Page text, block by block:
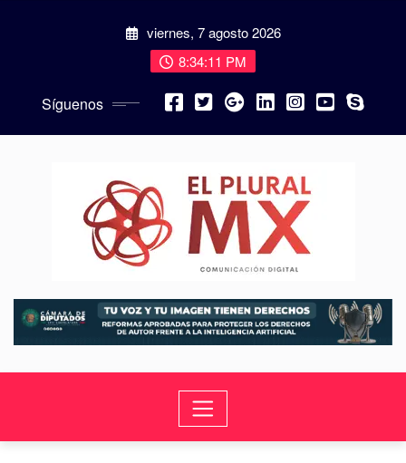
viernes, 7 agosto 2026
8:34:12 PM
Síguenos